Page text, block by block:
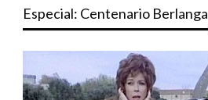
Especial: Centenario Berlanga